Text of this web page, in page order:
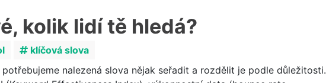
kolik lidí tě hledá?
klíčová slova
nalezená slova nějak seřadit a rozdělit je podle důležitosti.